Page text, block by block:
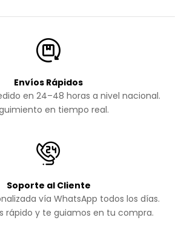
Envíos Rápidos
en 24–48 horas a nivel nacional.
en tiempo real.
Soporte al Cliente
vía WhatsApp todos los días.
rápido y te guiamos en tu compra.